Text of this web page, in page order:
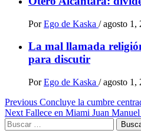
Por Ego de Kaska / agosto 1,
La mal llamada
para discutir
Por Ego de Kaska / agosto 1,
Post
navigation
Previous Concluye la cumbre
Next Fallece en Miami Juan
Buscar: